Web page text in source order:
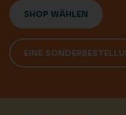
SHOP WÄHLEN
EINE